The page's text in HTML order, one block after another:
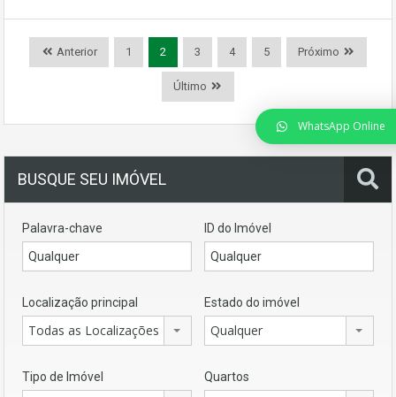
Anterior 1 2 3 4 5 Próximo
Último
BUSQUE SEU IMÓVEL
Palavra-chave ID do Imóvel
Localização principal
Todas as Localizações
Estado do imóvel
Qualquer
Tipo de Imóvel Quartos
WhatsApp Online